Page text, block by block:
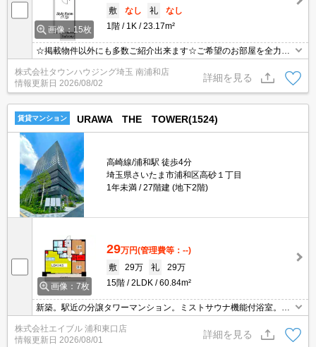
画像：15枚
敷
なし 礼
なし
1階
1K 23.17m²
☆掲載物件以外にも多数ご紹介出来ます☆ご希望のお部屋を全力で
お探しさせて頂きます♪
株式会社タウンハウジング埼玉 南浦和店
情報更新日 2026/08/02
詳細を見る
賃貸マンション URAWA THE TOWER(1524)
高崎線/浦和駅 徒歩4分
埼玉県さいたま市浦和区高砂１丁目
1年未満
27階建 (地下2階)
画像：7枚
29万円(管理費等：--)
敷
29万 礼
29万
15階
2LDK 60.84m²
新築。駅近の分譲タワーマンション。ミストサウナ機能付浴室。デ
ィスポーザー付流し台。パーティールーム有。当店のお薦め物件。
内見予約受付中。先行契約対応可能。
株式会社エイブル 浦和東口店
情報更新日 2026/08/01
詳細を見る